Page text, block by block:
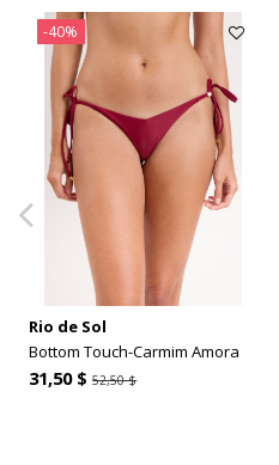
-40%
Rio de Sol
Bottom Touch-Carmim Amora
31,50 $52,50 $